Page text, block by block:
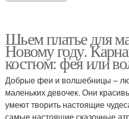
Шьем платье для
Новому году.
костюм: фея или
Добрые феи и волшебницы –
маленьких девочек. Они
умеют творить настоящие